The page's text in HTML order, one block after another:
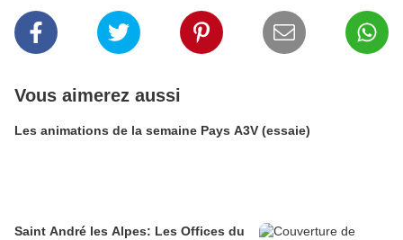
Vous aimerez aussi
Les animations de la semaine Pays A3V (essaie)
Saint André les Alpes: Les Offices du